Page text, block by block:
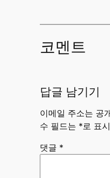
코멘트
답글 남기기
이메일 주소는 공
수 필드는 *로 표
댓글 *